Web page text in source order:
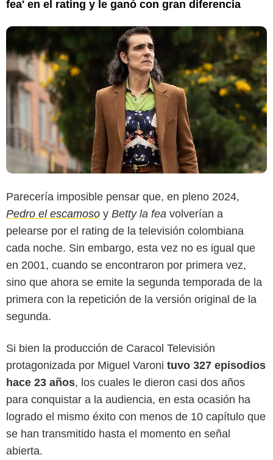
fea' en el rating y le ganó con gran diferencia
Parecería imposible pensar que, en pleno 2024,
Pedro el escamoso y Betty la fea volverían a
pelearse por el rating de la televisión colombiana
cada noche. Sin embargo, esta vez no es igual que
en 2001, cuando se encontraron por primera vez,
sino que ahora se emite la segunda temporada de la
primera con la repetición de la versión original de la
segunda.
Si bien la producción de Caracol Televisión
protagonizada por Miguel Varoni tuvo 327 episodios
hace 23 años, los cuales le dieron casi dos años
para conquistar a la audiencia, en esta ocasión ha
logrado el mismo éxito con menos de 10 capítulo que
se han transmitido hasta el momento en señal
abierta.